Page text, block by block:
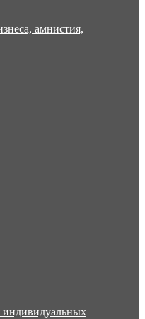
амнистия,
индивидуальных